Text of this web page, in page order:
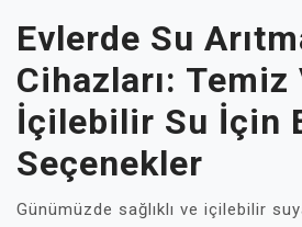
Evlerde Su
Cihazları: Temiz
İçilebilir Su İçin
Seçenekler
Günümüzde sağlıklı ve içilebilir